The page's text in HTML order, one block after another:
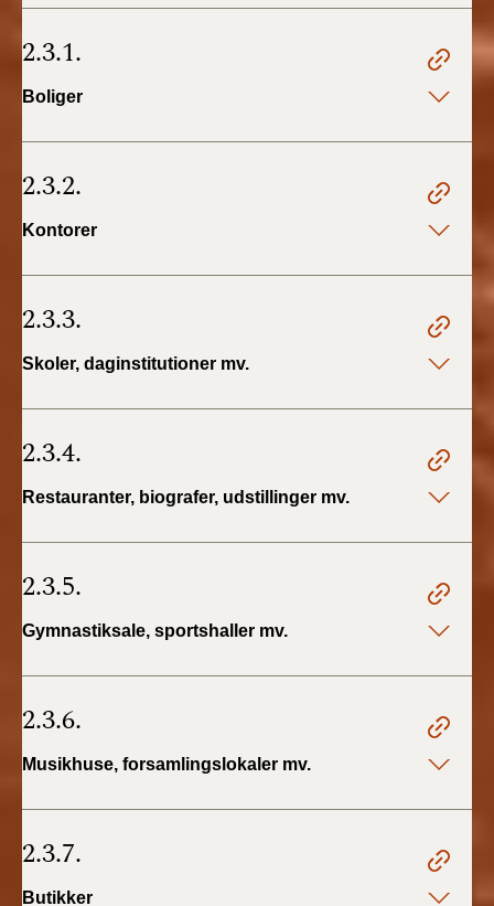
2.3.1.
Boliger
2.3.2.
Kontorer
2.3.3.
Skoler, daginstitutioner mv.
2.3.4.
Restauranter, biografer, udstillinger mv.
2.3.5.
Gymnastiksale, sportshaller mv.
2.3.6.
Musikhuse, forsamlingslokaler mv.
2.3.7.
Butikker